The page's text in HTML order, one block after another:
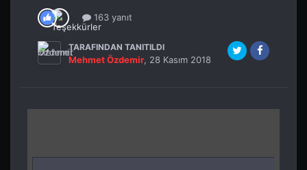
163 yanıt
TARAFINDAN TANITILDI
Mehmet Özdemir, 28 Kasım 2018